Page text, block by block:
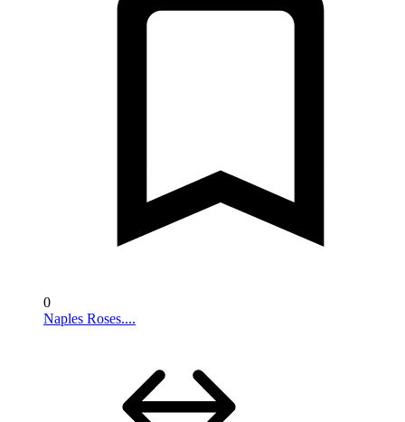
0
Naples Roses....